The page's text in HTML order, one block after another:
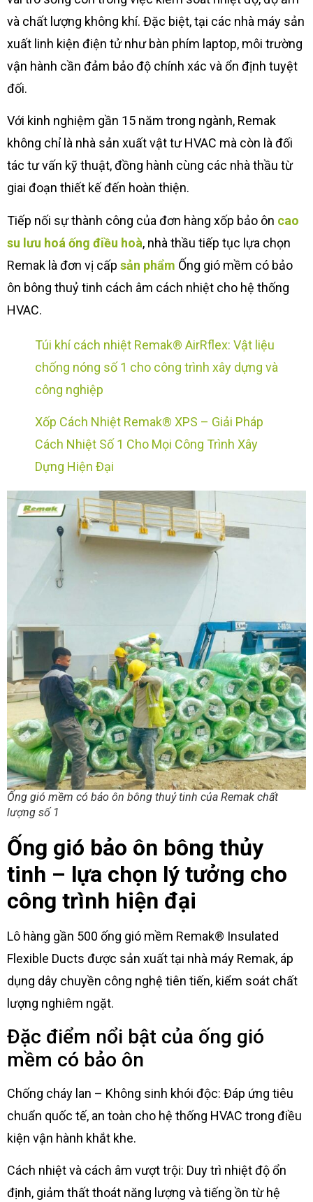
và chất lượng không khí. Đặc biệt, tại các nhà máy sản
xuất linh kiện điện tử như bàn phím laptop, môi trường
vận hành cần đảm bảo độ chính xác và ổn định tuyệt
đối.
Với kinh nghiệm gần 15 năm trong ngành, Remak
không chỉ là nhà sản xuất vật tư HVAC mà còn là đối
tác tư vấn kỹ thuật, đồng hành cùng các nhà thầu từ
giai đoạn thiết kế đến hoàn thiện.
Tiếp nối sự thành công của đơn hàng xốp bảo ôn cao
su lưu hoá ống điều hoà, nhà thầu tiếp tục lựa chọn
Remak là đơn vị cấp sản phẩm Ống gió mềm có bảo
ôn bông thuỷ tinh cách âm cách nhiệt cho hệ thống
HVAC.
Túi khí cách nhiệt Remak® AirRflex: Vật liệu
chống nóng số 1 cho công trình xây dựng và
công nghiệp
Xốp Cách Nhiệt Remak® XPS – Giải Pháp
Cách Nhiệt Số 1 Cho Mọi Công Trình Xây
Dựng Hiện Đại
Ống gió mềm có bảo ôn bông thuỷ tinh của Remak chất
lượng số 1
Ống gió bảo ôn bông thủy
tinh – lựa chọn lý tưởng cho
công trình hiện đại
Lô hàng gần 500 ống gió mềm Remak® Insulated
Flexible Ducts được sản xuất tại nhà máy Remak, áp
dụng dây chuyền công nghệ tiên tiến, kiểm soát chất
lượng nghiêm ngặt.
Đặc điểm nổi bật của ống gió
mềm có bảo ôn
Chống cháy lan – Không sinh khói độc: Đáp ứng tiêu
chuẩn quốc tế, an toàn cho hệ thống HVAC trong điều
kiện vận hành khắt khe.
Cách nhiệt và cách âm vượt trội: Duy trì nhiệt độ ổn
định, giảm thất thoát năng lượng và tiếng ồn từ hệ